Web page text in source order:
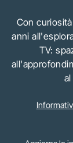
Con
anni
TV: